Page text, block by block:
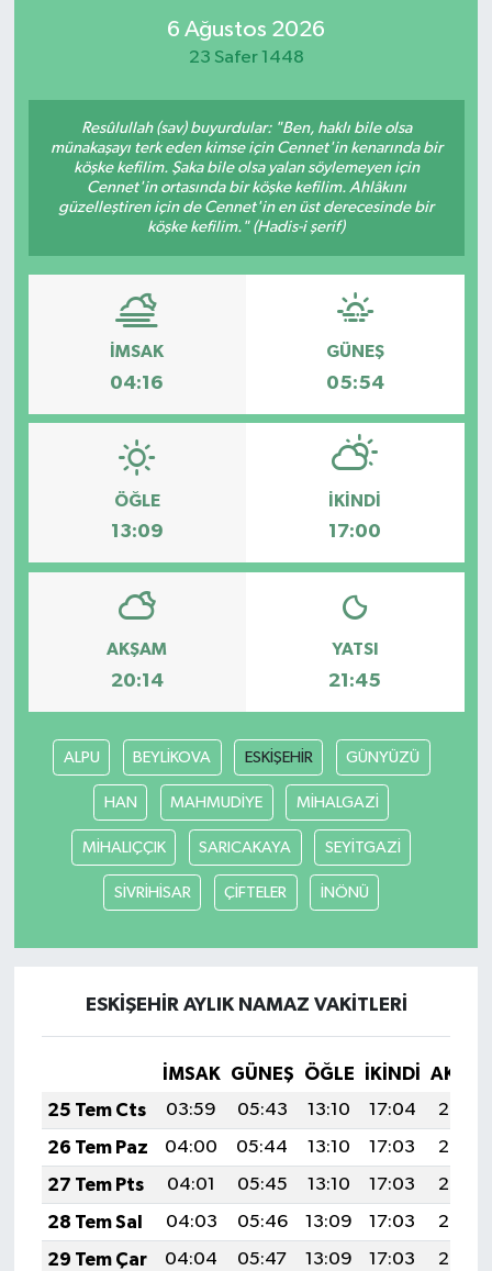
6 Ağustos 2026
23 Safer 1448
Resûlullah (sav) buyurdular: "Ben, haklı bile olsa
münakaşayı terk eden kimse için Cennet'in kenarında bir
köşke kefilim. Şaka bile olsa yalan söylemeyen için
Cennet'in ortasında bir köşke kefilim. Ahlâkını
güzelleştiren için de Cennet'in en üst derecesinde bir
köşke kefilim." (Hadis-i şerif)
İMSAK
04:16
GÜNEŞ
05:54
ÖĞLE
13:09
İKINDI
17:00
AKŞAM
20:14
YATSI
21:45
ALPU BEYLİKOVA ESKİŞEHİR GÜNYÜZÜ
HAN MAHMUDİYE MİHALGAZİ
MİHALIÇÇIK SARICAKAYA SEYİTGAZİ
SİVRİHİSAR ÇİFTELER İNÖNÜ
ESKİŞEHİR AYLIK NAMAZ VAKITLERI
İMSAK GÜNEŞ ÖĞLE İKINDI
25 Tem Cts
03:59 05:43 13:10 17:04
20:26
26 Tem Paz
04:00 05:44 13:10 17:03
20:25
27 Tem Pts
04:01 05:45 13:10 17:03
20:24
28 Tem Sal
04:03 05:46 13:09 17:03
20:23
29 Tem Çar
04:04 05:47 13:09 17:03
20:22